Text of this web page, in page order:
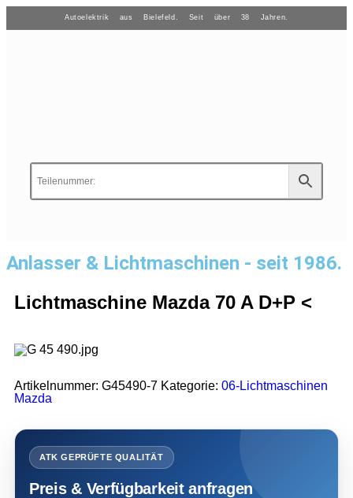
Autoelektrik aus Bielefeld. Seit über 38 Jahren.
Anlasser & Lichtmaschinen - seit 1986.
Lichtmaschine Mazda 70 A D+P <
Artikelnummer: G45490-7 Kategorie: 06-Lichtmaschinen
Mazda
ATK GEPRÜFTE QUALITÄT
Preis & Verfügbarkeit anfragen